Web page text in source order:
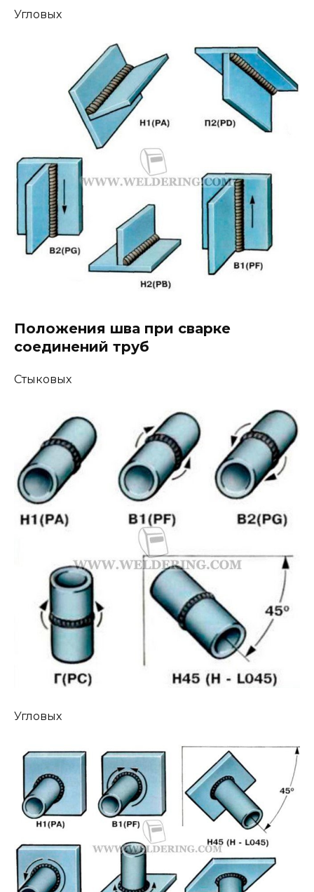
Угловых
Положения шва при сварке
соединений труб
Стыковых
Угловых